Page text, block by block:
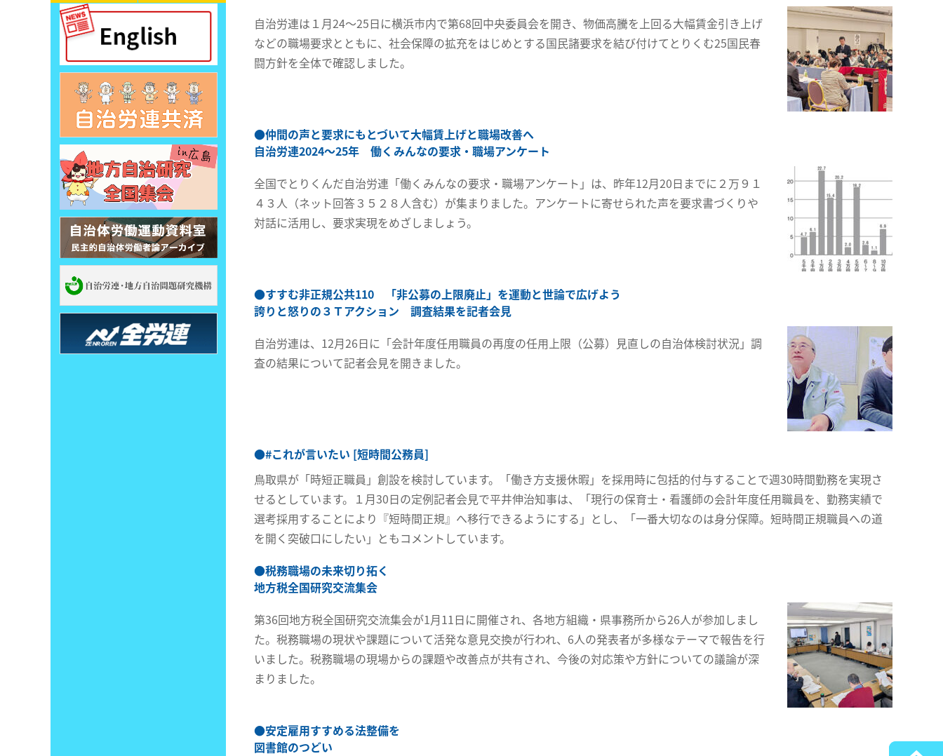
自治労連は１月24～25日に横浜市内で第68回中央委員会を開き、物価高騰を上回る大幅賃金引き上げ
などの職場要求とともに、社会保障の拡充をはじめとする国民諸要求を結び付けてとりくむ25国民春
闘方針を全体で確認しました。
●仲間の声と要求にもとづいて大幅賃上げと職場改善へ
自治労連2024～25年 働くみんなの要求・職場アンケート
全国でとりくんだ自治労連「働くみんなの要求・職場アンケート」は、昨年12月20日までに２万９１
４３人（ネット回答３５２８人含む）が集まりました。アンケートに寄せられた声を要求書づくりや
対話に活用し、要求実現をめざしましょう。
●すすむ非正規公共110 「非公募の上限廃止」を運動と世論で広げよう
誇りと怒りの３Ｔアクション 調査結果を記者会見
自治労連は、12月26日に「会計年度任用職員の再度の任用上限（公募）見直しの自治体検討状況」調
査の結果について記者会見を開きました。
●#これが言いたい [短時間公務員]
鳥取県が「時短正職員」創設を検討しています。「働き方支援休暇」を採用時に包括的付与することで週30時間勤務を実現さ
せるとしています。１月30日の定例記者会見で平井伸治知事は、「現行の保育士・看護師の会計年度任用職員を、勤務実績で
選考採用することにより『短時間正規』へ移行できるようにする」とし、「一番大切なのは身分保障。短時間正規職員への道
を開く突破口にしたい」ともコメントしています。
●税務職場の未来切り拓く
地方税全国研究交流集会
第36回地方税全国研究交流集会が1月11日に開催され、各地方組織・県事務所から26人が参加しまし
た。税務職場の現状や課題について活発な意見交換が行われ、6人の発表者が多様なテーマで報告を行
いました。税務職場の現場からの課題や改善点が共有され、今後の対応策や方針についての議論が深
まりました。
●安定雇用すすめる法整備を
図書館のつどい